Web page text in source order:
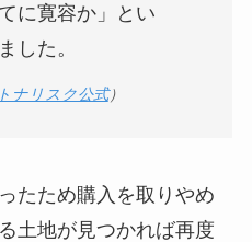
に寛容か」とい
した。
トナリスク公式）
たため購入を取りやめ
土地が見つかれば再度